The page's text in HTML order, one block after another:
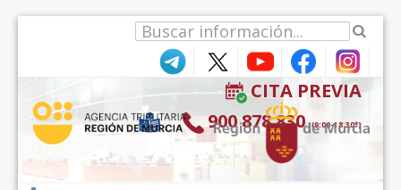
CITA PREVIA
900 878 830 (9:00-18:30*)